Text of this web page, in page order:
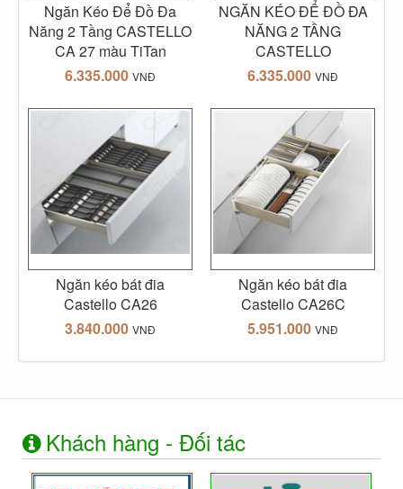
Ngăn Kéo Để Đồ Đa
Năng 2 Tầng CASTELLO
CA 27 màu TiTan
6.335.000 VNĐ
NGĂN KÉO ĐỂ ĐỒ ĐA
NĂNG 2 TẦNG
CASTELLO
6.335.000 VNĐ
Ngăn kéo bát đia
Castello CA26
3.840.000 VNĐ
Ngăn kéo bát đia
Castello CA26C
5.951.000 VNĐ
Khách hàng - Đối tác